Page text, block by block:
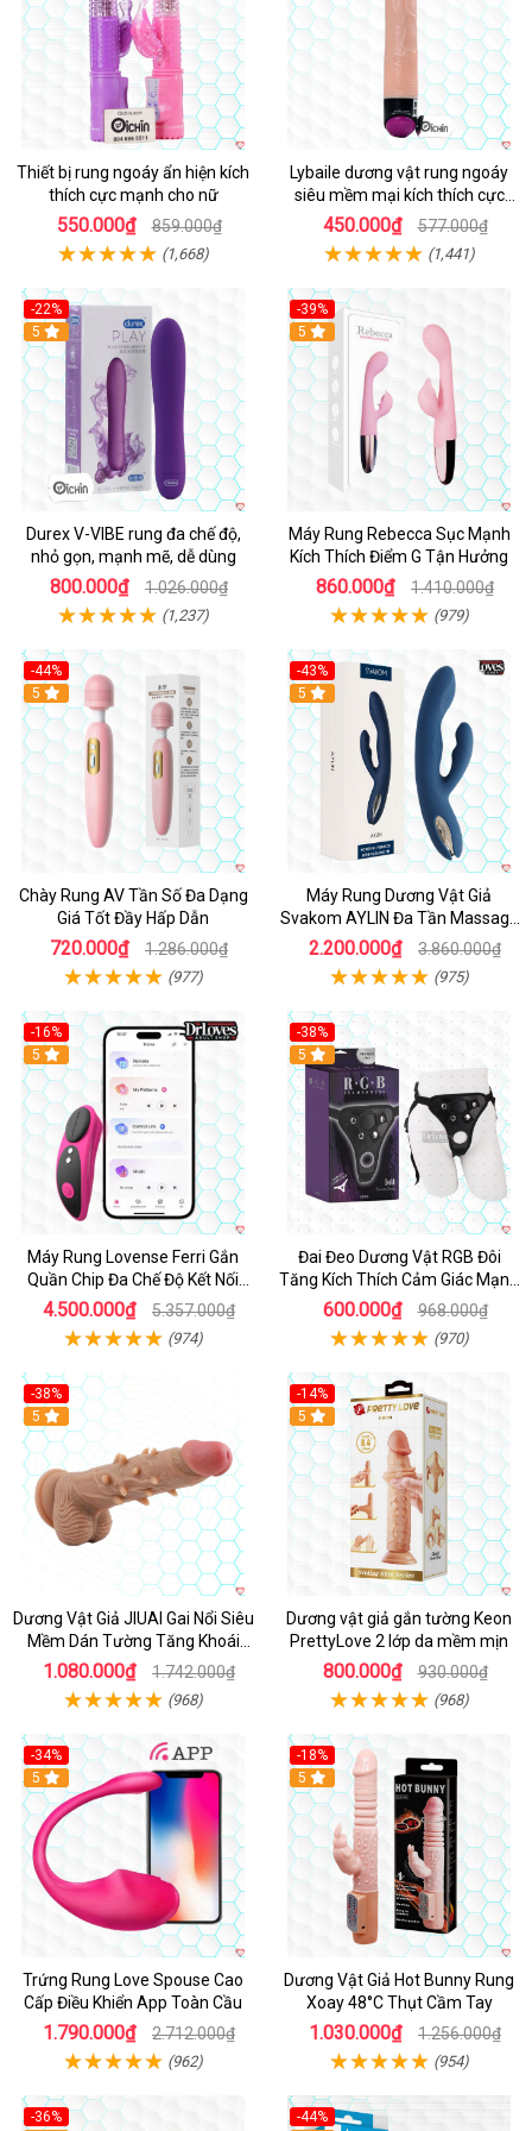
Thiết bị rung ngoáy ẩn hiện kích
thích cực mạnh cho nữ
550.000₫ 859.000₫
(1,668)
Lybaile dương vật rung ngoáy
siêu mềm mại kích thích cực
mạnh
450.000₫ 577.000₫
(1,441)
-22%
Hot
5
Durex V-VIBE rung đa chế độ,
nhỏ gọn, mạnh mẽ, dễ dùng
800.000₫ 1.026.000₫
(1,237)
-39%
Hot
5
Máy Rung Rebecca Sục Mạnh
Kích Thích Điểm G Tận Hưởng
860.000₫ 1.410.000₫
(979)
-44%
Hot
5
Chày Rung AV Tần Số Đa Dạng
Giá Tốt Đầy Hấp Dẫn
720.000₫ 1.286.000₫
(977)
-43%
Hot
5
Máy Rung Dương Vật Giả
Svakom AYLIN Đa Tần Massage
Sướng
2.200.000₫ 3.860.000₫
(975)
-16%
Hot
5
Máy Rung Lovense Ferri Gắn
Quần Chip Đa Chế Độ Kết Nối
App
4.500.000₫ 5.357.000₫
(974)
-38%
Hot
5
Đai Đeo Dương Vật RGB Đôi
Tăng Kích Thích Cảm Giác Mạnh
Mẽ
600.000₫ 968.000₫
(970)
-38%
5
Dương Vật Giả JIUAI Gai Nổi Siêu
Mềm Dán Tường Tăng Khoái
Cảm
1.080.000₫ 1.742.000₫
(968)
-14%
5
Dương vật giả gắn tường Keon
PrettyLove 2 lớp da mềm mịn
800.000₫ 930.000₫
(968)
-34%
5
Trứng Rung Love Spouse Cao
Cấp Điều Khiển App Toàn Cầu
1.790.000₫ 2.712.000₫
(962)
-18%
Hot
5
Dương Vật Giả Hot Bunny Rung
Xoay 48°C Thụt Cầm Tay
1.030.000₫ 1.256.000₫
(954)
-36%
-44%